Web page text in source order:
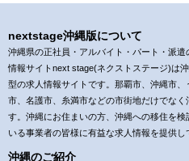
nextstage沖縄版について
沖縄県の正社員・アルバイト・パート・派
情報サイトnext stage(ネクストステージ)は
型の求人情報サイトです。那覇市、沖縄市
市、名護市、糸満市などの市街地だけでな
す。沖縄にお住まいの方、沖縄への移住を
いる事業者の皆様に有益な求人情報を提供し
沖縄のご紹介